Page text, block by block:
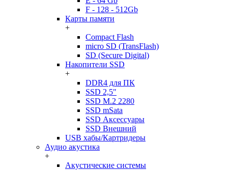
F - 128 - 512Gb
Карты памяти
+
Compact Flash
micro SD (TransFlash)
SD (Secure Digital)
Накопители SSD
+
DDR4 для ПК
SSD 2,5"
SSD M.2 2280
SSD mSata
SSD Аксессуары
SSD Внешний
USB хабы/Картридеры
Аудио акустика
+
Акустические системы